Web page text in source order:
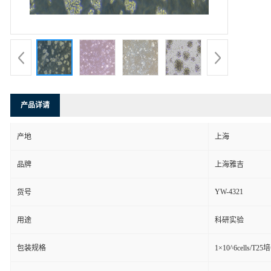
产品详请
产地 上海
品牌 上海雅吉
货号 YW-4321
用途 科研实验
包装规格 1×10^6cells/T25